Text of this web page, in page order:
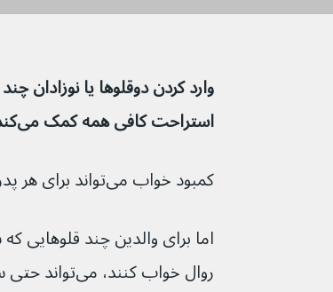
وارد کردن دوقلوها یا نوزادان
استراحت کافی همه کمک می‌کند.
کمبود خواب می‌تواند برای هر پدر و مادر تازه واردی مشکلی باشد.
روال خواب کنند، می‌تواند حتی سخت‌تر باشد.